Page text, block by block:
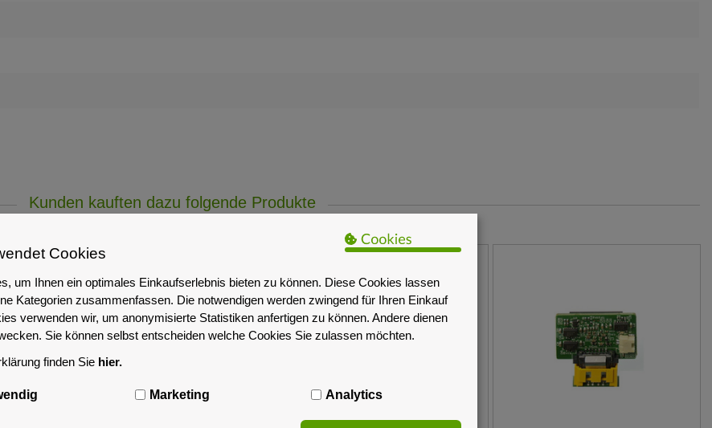
Kunden kauften dazu folgende Produkte
Cookies
um Ihnen ein optimales Einkaufserlebnis bieten zu können. Diese Cookies lassen
Kategorien zusammenfassen. Die notwendigen werden zwingend für Ihren Einkauf
verwenden wir, um anonymisierte Statistiken anfertigen zu können. Andere dienen
Sie können selbst entscheiden welche Cookies Sie zulassen möchten.
finden Sie hier.
Marketing Analytics